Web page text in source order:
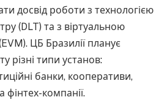
досвід роботи з технологією
(DLT) та з віртуальною
ЦБ Бразилії планує
різні типи установ:
банки, кооперативи,
фінтех-компанії.